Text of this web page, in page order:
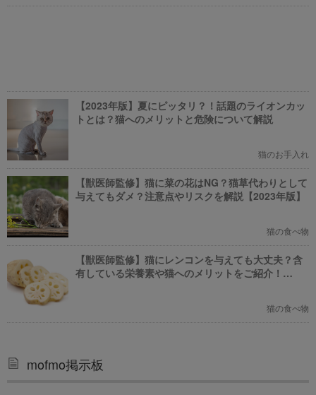
【2023年版】夏にピッタリ？！話題のライオンカッ
トとは？猫へのメリットと危険について解説
猫のお手入れ
【獣医師監修】猫に菜の花はNG？猫草代わりとして
与えてもダメ？注意点やリスクを解説【2023年版】
猫の食べ物
【獣医師監修】猫にレンコンを与えても大丈夫？含
有している栄養素や猫へのメリットをご紹介！
猫の食べ物
mofmo掲示板